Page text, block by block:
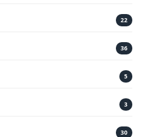
22
36
5
3
30